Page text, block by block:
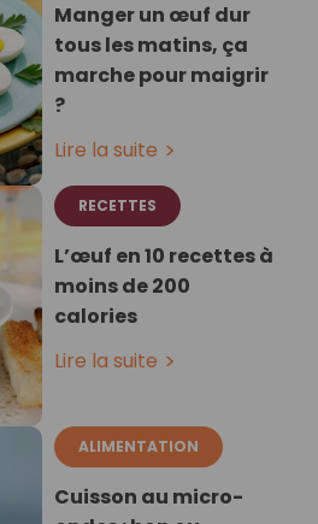
Manger un œuf dur
tous les matins, ça
marche pour maigrir
?
Lire la suite
RECETTES
L’œuf en 10 recettes à
moins de 200
calories
Lire la suite
ALIMENTATION
Cuisson au micro-